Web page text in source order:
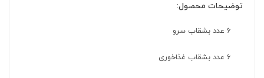
توضیحات محصول:
6 عدد بشقاب سرو
6 عدد بشقاب غذاخوری